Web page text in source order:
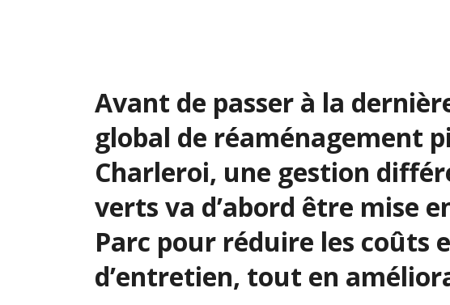
Avant de passer à la
global de réaménagement
Charleroi, une gestion
verts va d’abord être mise
Parc pour réduire les coûts
d’entretien, tout en